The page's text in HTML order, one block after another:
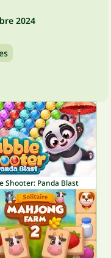
2024
Shooter: Panda Blast